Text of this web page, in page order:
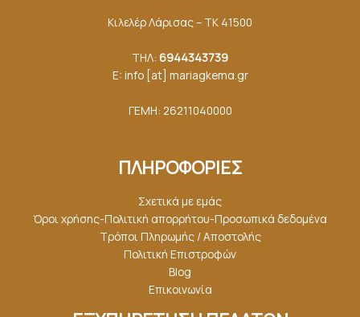
Κιλελέρ Λάρισας – ΤΚ 41500
ΤΗΛ: 6944343739
E: info [at] mariagkemα.gr
ΓΕΜΗ: 26211040000
ΠΛΗΡΟΦΟΡΙΕΣ
Σχετικά με εμάς
Όροι χρήσης-Πολιτική απορρήτου-Προσωπικά δεδομένα
Τρόποι Πληρωμής / Αποστολής
Πολιτική Επιστροφών
Blog
Επικοινωνία